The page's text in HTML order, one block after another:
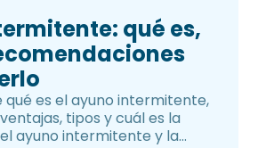
qué es,
es el ayuno intermitente,
tipos y cuál es la
ayuno intermitente y la